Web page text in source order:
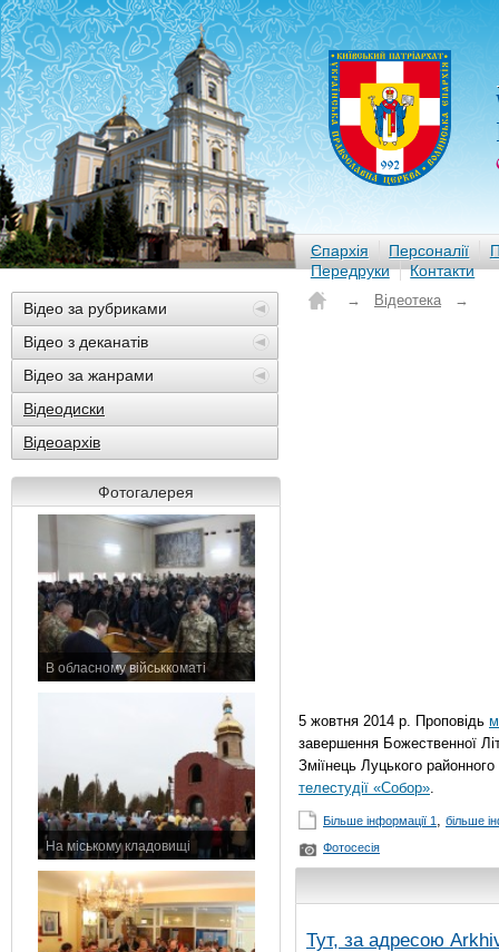
Єпархія Персоналії
Передруки
Контакти
Відео за рубриками
Відео з деканатів
Відео за жанрами
Відеодиски
Відеоархів
Фотогалерея
В обласному військкоматі
На міському кладовищі
→ Відеотека →
5 жовтня 2014 р. Проповідь
завершення Божественної
Зміїнець Луцького районного
телестудії «Собор».
Більше інформації 1 , більше
Фотосесія
Тут, за адресою